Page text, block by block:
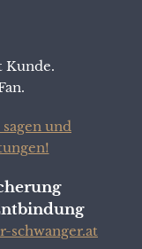
Kunde.
sagen und
schwanger.at